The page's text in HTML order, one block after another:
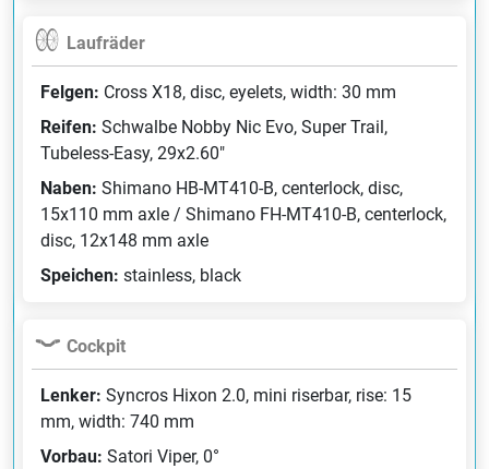
Laufräder
Felgen: Cross X18, disc, eyelets, width: 30 mm
Reifen: Schwalbe Nobby Nic Evo, Super Trail,
Tubeless-Easy, 29x2.60"
Naben: Shimano HB-MT410-B, centerlock, disc,
15x110 mm axle / Shimano FH-MT410-B, centerlock,
disc, 12x148 mm axle
Speichen: stainless, black
Cockpit
Lenker: Syncros Hixon 2.0, mini riserbar, rise: 15
mm, width: 740 mm
Vorbau: Satori Viper, 0°